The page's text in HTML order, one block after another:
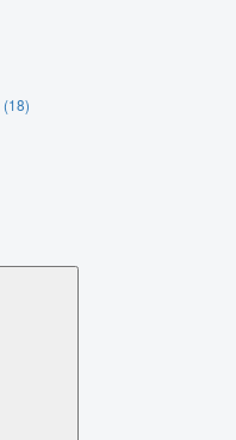
(18)